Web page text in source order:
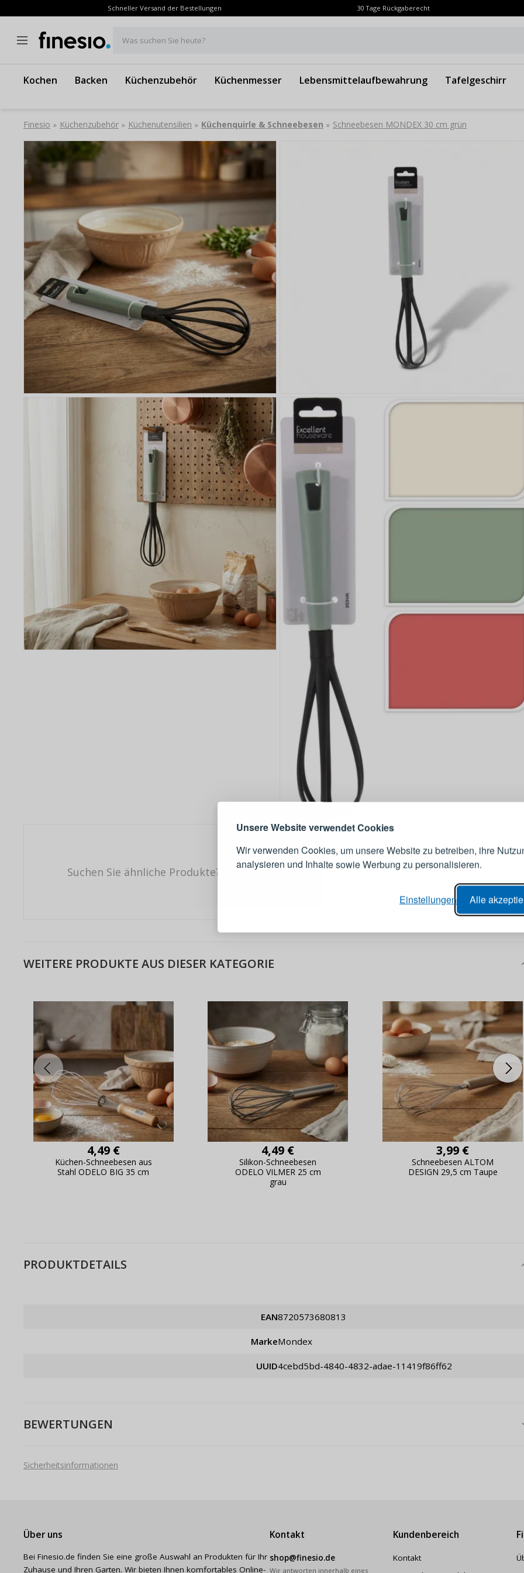
Unsere Website verwendet Cookies
Wir verwenden Cookies, um unsere Website zu betreiben, ihre
analysieren und Inhalte sowie Werbung zu personalisieren.
Alle
Einstellungen
Schneller Versand der Bestellungen 30 Tage Rückgaberecht
Was suchen Sie heute?
Kochen Backen Küchenzubehör Küchenmesser Lebensmittelaufbewahrung Tafelgeschirr
Finesio » Küchenzubehör » Küchenutensilien » Küchenquirle & Schneebesen » Schneebesen MONDEX 30 cm grün
Suchen Sie ähnliche Produkte?
WEITERE PRODUKTE AUS DIESER KATEGORIE
4,49 €
Küchen-Schneebesen aus
Stahl ODELO BIG 35 cm
4,49 €
Silikon-Schneebesen
ODELO VILMER 25 cm
grau
3,99 €
Schneebesen ALTOM
DESIGN 29,5 cm Taupe
PRODUKTDETAILS
EAN 8720573680813
Marke Mondex
UUID 4cebd5bd-4840-4832-adae-11419f86ff62
BEWERTUNGEN
Sicherheitsinformationen
Über uns
Bei Finesio.de finden Sie eine große Auswahl an Produkten für Ihr
Zuhause und Ihren Garten. Wir bieten Ihnen komfortables Online-
Kontakt
shop@finesio.de
Wir antworten innerhalb eines
Kundenbereich
Kontakt
Warum es sich lohnt, ein Konto zu
erstellen
Live-Überblick über Änderungen an der
E-Mail-Adresse